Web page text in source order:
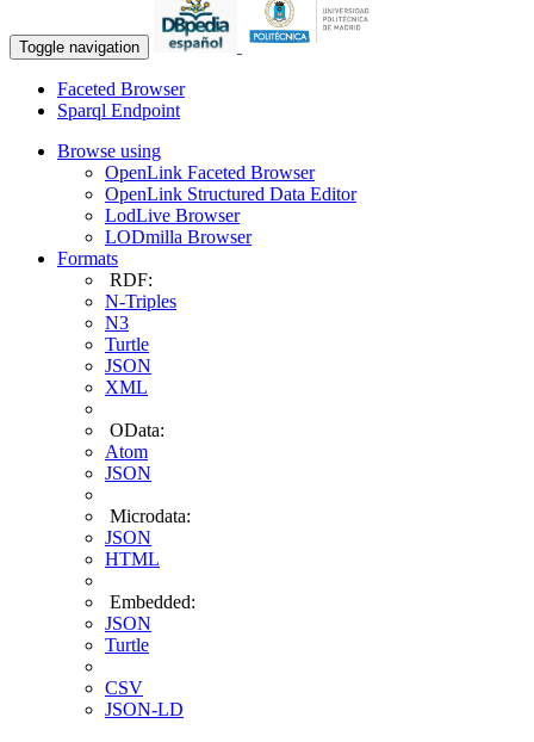
Toggle navigation
Faceted Browser
Sparql Endpoint
Browse using
OpenLink Faceted Browser
OpenLink Structured Data Editor
LodLive Browser
LODmilla Browser
Formats
RDF:
N-Triples
N3
Turtle
JSON
XML
OData:
Atom
JSON
Microdata:
JSON
HTML
Embedded:
JSON
Turtle
CSV
JSON-LD